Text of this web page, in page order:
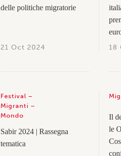
delle politiche migratorie
21 Oct 2024
18
Festival
Migranti
Mondo
Sabir 2024 | Rassegna
tematica
Il
le